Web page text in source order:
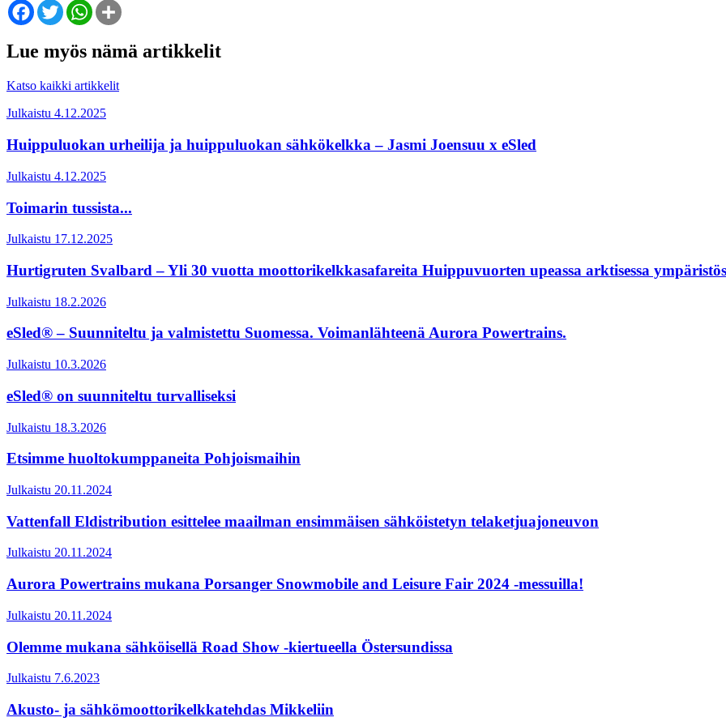
FacebookTwitterWhatsApp
Lue myös nämä artikkelit
Katso kaikki artikkelit
Julkaistu 4.12.2025
Huippuluokan urheilija ja huippuluokan sähkökelkka – Jasmi Joensuu x eSled
Julkaistu 4.12.2025
Toimarin tussista...
Julkaistu 17.12.2025
Hurtigruten Svalbard – Yli 30 vuotta moottorikelkkasafareita Huippuvuorten upeassa arktisessa
Julkaistu 18.2.2026
eSled® – Suunniteltu ja valmistettu Suomessa. Voimanlähteenä Aurora Powertrains.
Julkaistu 10.3.2026
eSled® on suunniteltu turvalliseksi
Julkaistu 18.3.2026
Etsimme huoltokumppaneita Pohjoismaihin
Julkaistu 20.11.2024
Vattenfall Eldistribution esittelee maailman ensimmäisen sähköistetyn telaketjuajoneuvon
Julkaistu 20.11.2024
Aurora Powertrains mukana Porsanger Snowmobile and Leisure Fair 2024 -messuilla!
Julkaistu 20.11.2024
Olemme mukana sähköisellä Road Show -kiertueella Östersundissa
Julkaistu 7.6.2023
Akusto- ja sähkömoottorikelkkatehdas Mikkeliin